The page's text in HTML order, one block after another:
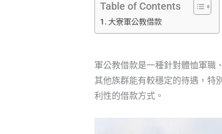
Table of Contents
大寮軍公教借款
軍公教借款是一種針對體恤軍職
其他族群能有較穩定的待遇，特
利性的借款方式。